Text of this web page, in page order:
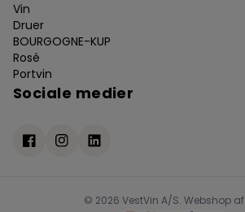
Vin
Druer
BOURGOGNE-KUP
Rosé
Portvin
Sociale medier
© 2026 VestVin A/S. Webshop af